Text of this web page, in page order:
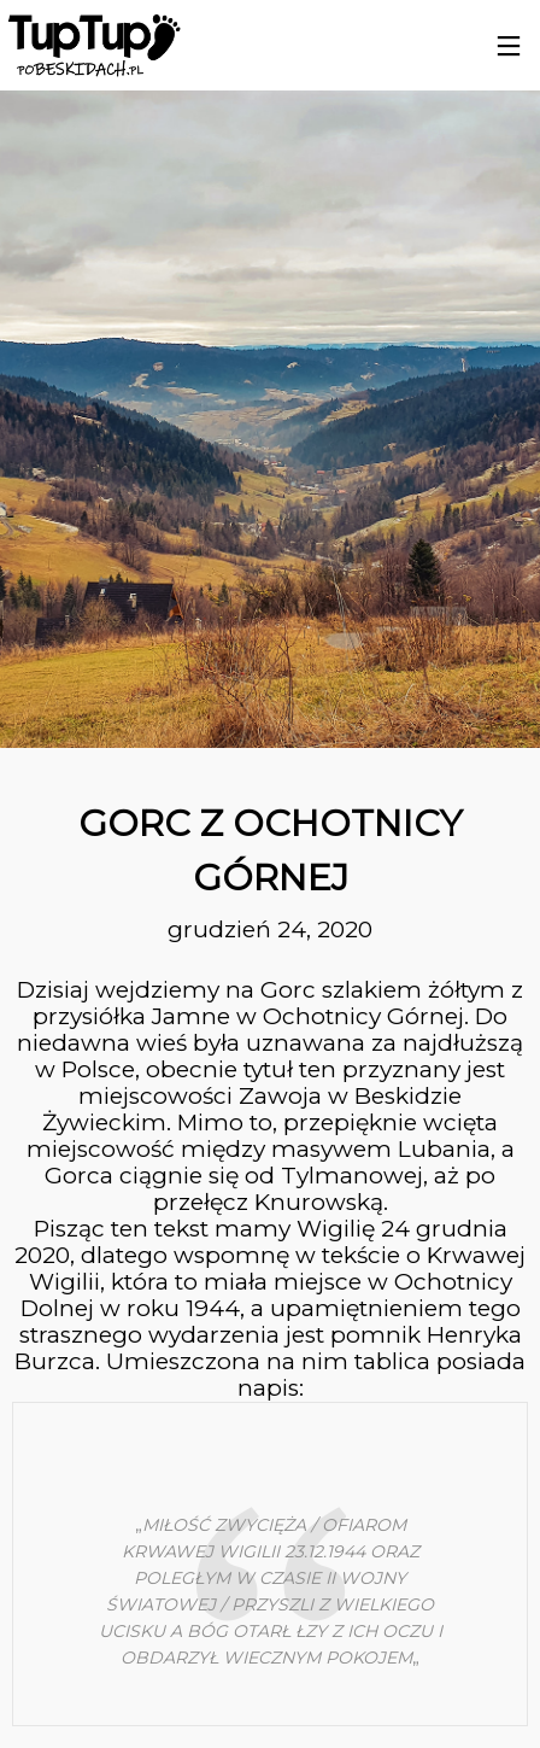
7
MARZEC
NOWY SĄCZ – KRYNICA
4
LISTOPAD
2023
JESIEŃ? BIESZCZADY!
31
PAŹDZIERNIK
2023
Z KRYNICY DO RYTRA
26
2023
BESKIDZKI ALBERT K.
PAŹDZIERNIK
SZCZAWNICA –
10
WRZESIEŃ
2023
CIEPŁY WSCHÓD
SŁOŃCA
6
WRZESIEŃ
2023
MAGURA WITOWSKA &
GRZYWACKA GÓRA
20
BURZOWA POGODA
CZERWIEC
2023
PIENINY
GORC Z OCHOTNICY
GÓRNEJ
grudzień 24, 2020
Dzisiaj wejdziemy na Gorc szlakiem żółtym z
przysiółka Jamne w Ochotnicy Górnej. Do
niedawna wieś była uznawana za najdłuższą
w Polsce, obecnie tytuł ten przyznany jest
miejscowości Zawoja w Beskidzie
Żywieckim. Mimo to, przepięknie wcięta
miejscowość między masywem Lubania, a
Gorca ciągnie się od Tylmanowej, aż po
przełęcz Knurowską.
Pisząc ten tekst mamy Wigilię 24 grudnia
2020, dlatego wspomnę w tekście o Krwawej
Wigilii, która to miała miejsce w Ochotnicy
Dolnej w roku 1944, a upamiętnieniem tego
strasznego wydarzenia jest pomnik Henryka
Burzca. Umieszczona na nim tablica posiada
napis:
„MIŁOŚĆ ZWYCIĘŻA / OFIAROM
KRWAWEJ WIGILII 23.12.1944 ORAZ
POLEGŁYM W CZASIE II WOJNY
ŚWIATOWEJ / PRZYSZLI Z WIELKIEGO
UCISKU A BÓG OTARŁ ŁZY Z ICH OCZU I
OBDARZYŁ WIECZNYM POKOJEM„